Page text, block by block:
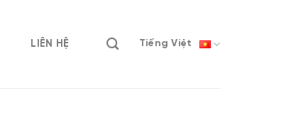
LIÊN HỆ Tiếng Việt